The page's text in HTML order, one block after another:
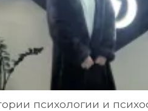
психологии и